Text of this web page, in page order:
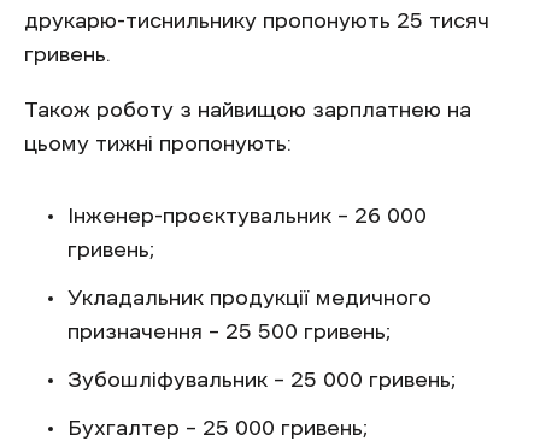
друкарю-тиснильнику пропонують 25 тисяч
гривень.
Також роботу з найвищою зарплатнею на
цьому тижні пропонують:
Інженер-проєктувальник – 26 000
гривень;
Укладальник продукції медичного
призначення – 25 500 гривень;
Зубошліфувальник – 25 000 гривень;
Бухгалтер – 25 000 гривень;